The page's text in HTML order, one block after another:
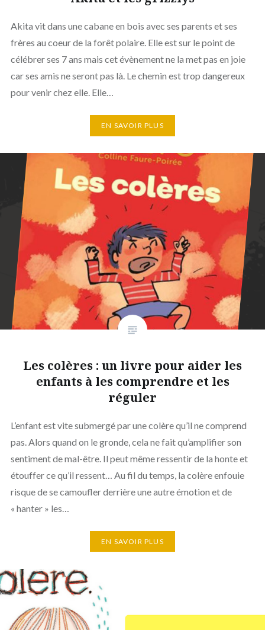
Akita vit dans une cabane en bois avec ses parents et ses
frères au coeur de la forêt polaire. Elle est sur le point de
célébrer ses 7 ans mais cet évènement ne la met pas en joie
car ses amis ne seront pas là. Le chemin est trop dangereux
pour venir chez elle. Elle…
EN SAVOIR PLUS
Les colères : un livre pour aider les
enfants à les comprendre et les
réguler
L’enfant est vite submergé par une colère qu’il ne comprend
pas. Alors quand on le gronde, cela ne fait qu’amplifier son
sentiment de mal-être. Il peut même ressentir de la honte et
étouffer ce qu’il ressent… Au fil du temps, la colère enfouie
risque de se camoufler derrière une autre émotion et de
« hanter » les…
EN SAVOIR PLUS